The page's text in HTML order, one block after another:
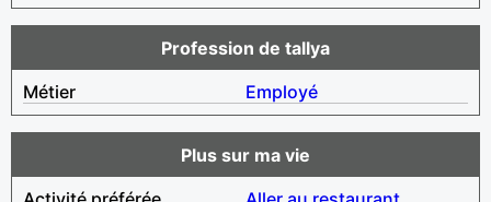
Profession de tallya
Métier
Employé
Plus sur ma vie